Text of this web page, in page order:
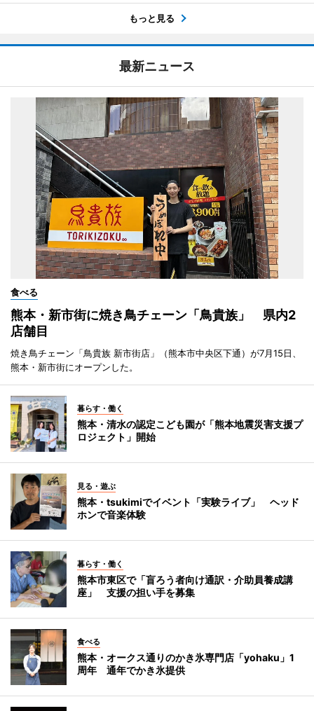
もっと見る
最新ニュース
食べる
熊本・新市街に焼き鳥チェーン「鳥貴族」 県内2
店舗目
焼き鳥チェーン「鳥貴族 新市街店」（熊本市中央区下通）が7月15日、
熊本・新市街にオープンした。
暮らす・働く
熊本・清水の認定こども園が「熊本地震災害支援プ
ロジェクト」開始
見る・遊ぶ
熊本・tsukimiでイベント「実験ライブ」 ヘッド
ホンで音楽体験
暮らす・働く
熊本市東区で「盲ろう者向け通訳・介助員養成講
座」 支援の担い手を募集
食べる
熊本・オークス通りのかき氷専門店「yohaku」1
周年 通年でかき氷提供